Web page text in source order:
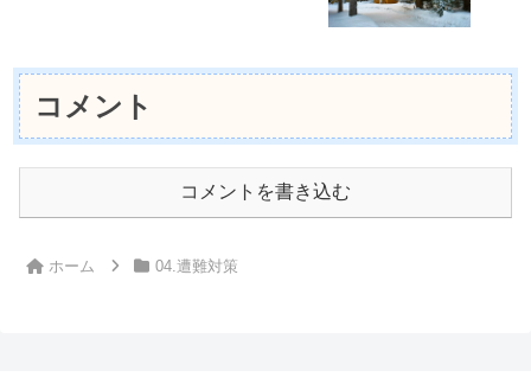
コメント
コメントを書き込む
ホーム 04.遭難対策